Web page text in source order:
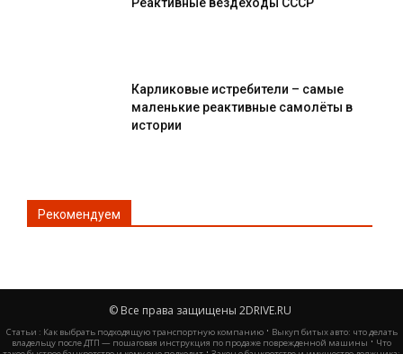
Реактивные вездеходы СССР
Карликовые истребители – самые
маленькие реактивные самолёты в
истории
Рекомендуем
© Все права защищены 2DRIVE.RU
Статьи : Как выбрать подходящую транспортную компанию· Выкуп битых авто: что делать
владельцу после ДТП — пошаговая инструкция по продаже поврежденной машины· Что